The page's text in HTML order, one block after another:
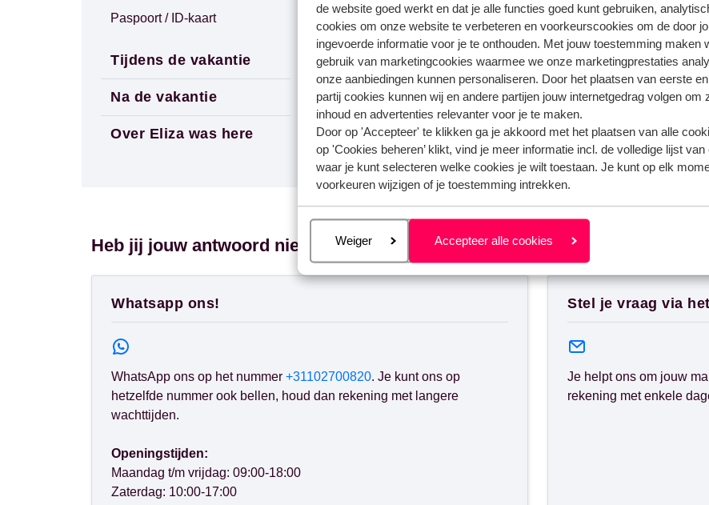
de website goed werkt en dat je alle functies goed kunt gebruiken,
cookies om onze website te verbeteren en voorkeurscookies om de door
ingevoerde informatie voor je te onthouden. Met jouw toestemming maken
gebruik van marketingcookies waarmee we onze marketingprestaties
onze aanbiedingen kunnen personaliseren. Door het plaatsen van eerste
partij cookies kunnen wij en andere partijen jouw internetgedrag volgen om
inhoud en advertenties relevanter voor je te maken.
Door op 'Accepteer' te klikken ga je akkoord met het plaatsen van alle
op 'Cookies beheren’ klikt, vind je meer informatie incl. de volledige lijst van
waar je kunt selecteren welke cookies je wilt toestaan. Je kunt op elk
voorkeuren wijzigen of je toestemming intrekken.
Beheren
Weiger Accepteer alle cookies
Paspoort / ID-kaart
Tijdens de vakantie
Na de vakantie
Over Eliza was here
Gerelateerde vragen
Kan ik een (voor)naam wijzigen?
Kan ik een aanhef wijzigen?
Welke extra's voor de huurauto kan ik bijboeken?
Vueling - hoe kan ik online inchecken?
Heb jij jouw antwoord niet gevonden?
Whatsapp ons!
WhatsApp ons op het nummer +31102700820. Je kunt ons op
hetzelfde nummer ook bellen, houd dan rekening met langere
wachttijden.
Openingstijden:
Maandag t/m vrijdag: 09:00-18:00
Zaterdag: 10:00-17:00
Stel je vraag via
Je helpt ons om jouw
rekening met enkele